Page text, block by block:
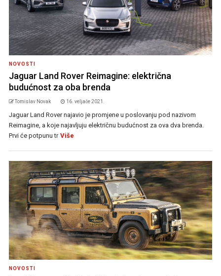
NOVOSTI
Jaguar Land Rover Reimagine: električna
budućnost za oba brenda
Tomislav Novak 16. veljače 2021.
Jaguar Land Rover najavio je promjene u poslovanju pod nazivom
Reimagine, a koje najavljuju električnu budućnost za ova dva brenda.
Prvi će potpunu tr Više
NOVOSTI